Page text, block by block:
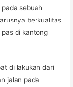
sebuah
berkualitas
di kantong
di lakukan dari
jalan pada